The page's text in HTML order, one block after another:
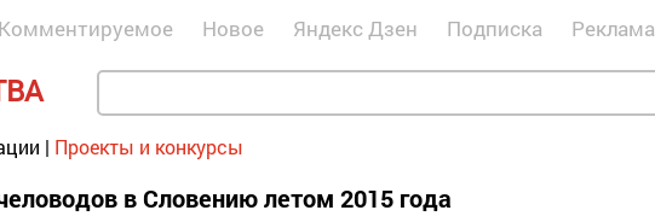
Комментируемое Новое Яндекс Дзен Подписка Реклама
| Проекты и конкурсы
в Словению летом 2015 года